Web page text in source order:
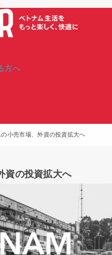
方へ
小売市場、外資の投資拡大へ
資の投資拡大へ